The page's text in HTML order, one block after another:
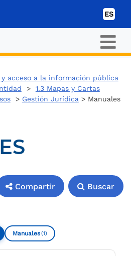
ES
y acceso a la información pública
> 1.3 Mapas y Cartas
> Gestión Jurídica > Manuales
Compartir Buscar
Manuales(1)